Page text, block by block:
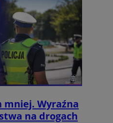
Wyraźna
na drogach